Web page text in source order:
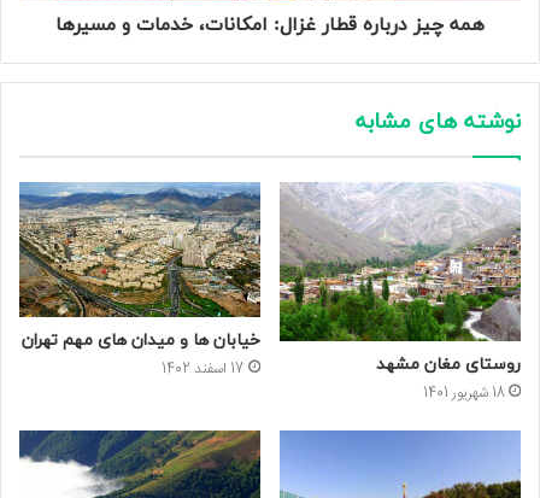
همه‌ چیز درباره قطار غزال: امکانات، خدمات و مسیرها
نوشته های مشابه
روستای مغان مشهد
18 شهریور 1401
خیابان ها و میدان های مهم تهران
17 اسفند 1402